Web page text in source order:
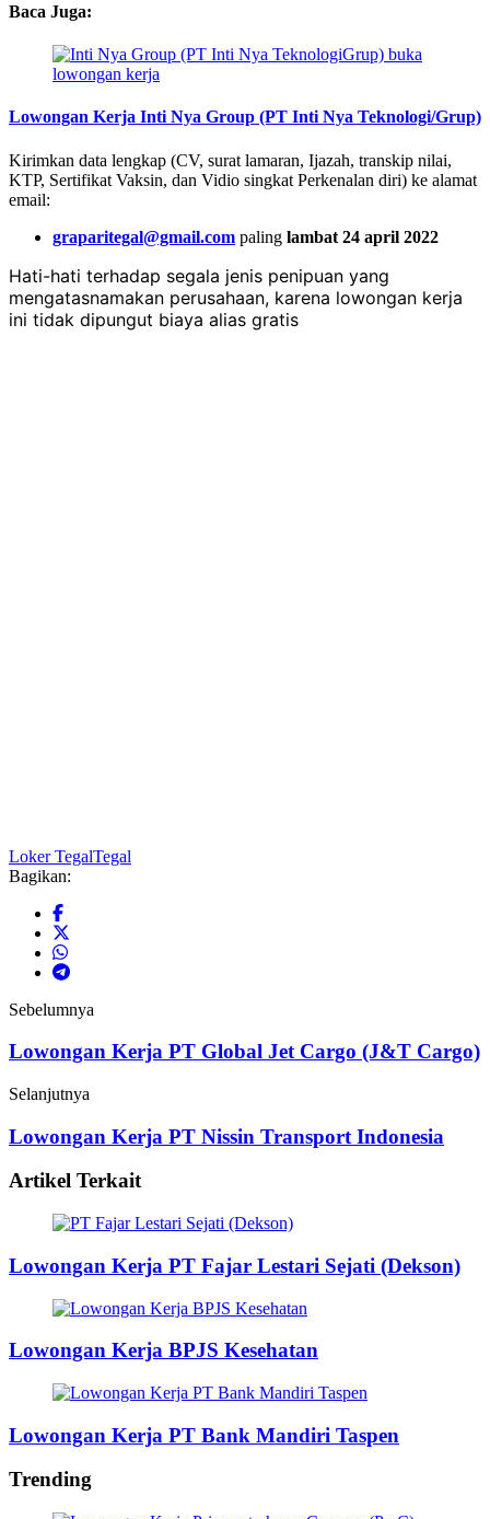
Baca Juga:
Lowongan Kerja Inti Nya Group (PT Inti Nya Teknologi/Grup)
Kirimkan data lengkap (CV, surat lamaran, Ijazah, transkip nilai,
KTP, Sertifikat Vaksin, dan Vidio singkat Perkenalan diri) ke alamat
email:
graparitegal@gmail.com paling lambat 24 april 2022
Hati-hati terhadap segala jenis penipuan yang
mengatasnamakan perusahaan, karena lowongan kerja
ini tidak dipungut biaya alias gratis
Loker TegalTegal
Bagikan:
Sebelumnya
Lowongan Kerja PT Global Jet Cargo (J&T Cargo)
Selanjutnya
Lowongan Kerja PT Nissin Transport Indonesia
Artikel Terkait
Lowongan Kerja PT Fajar Lestari Sejati (Dekson)
Lowongan Kerja BPJS Kesehatan
Lowongan Kerja PT Bank Mandiri Taspen
Trending